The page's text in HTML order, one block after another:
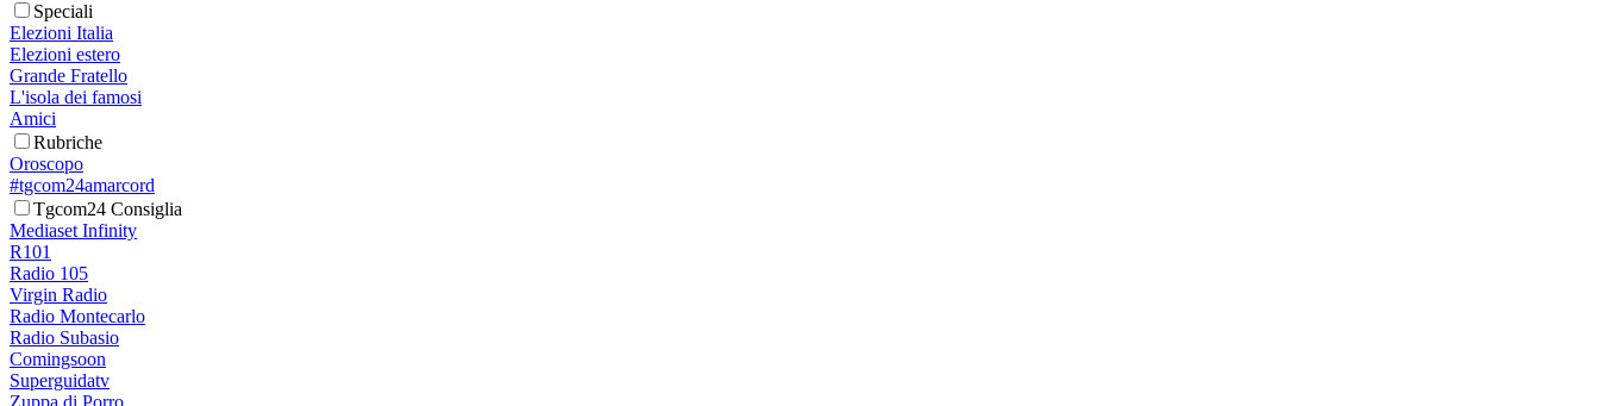
Speciali
Elezioni Italia
Elezioni estero
Grande Fratello
L'isola dei famosi
Amici
Rubriche
Oroscopo
#tgcom24amarcord
Tgcom24 Consiglia
Mediaset Infinity
R101
Radio 105
Virgin Radio
Radio Montecarlo
Radio Subasio
Comingsoon
Superguidatv